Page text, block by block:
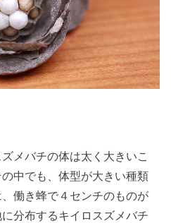
メバチの体は太く大きいこ
中でも、体型が大きい種類
働き蜂で４センチのものが
分布するキイロスズメバチ